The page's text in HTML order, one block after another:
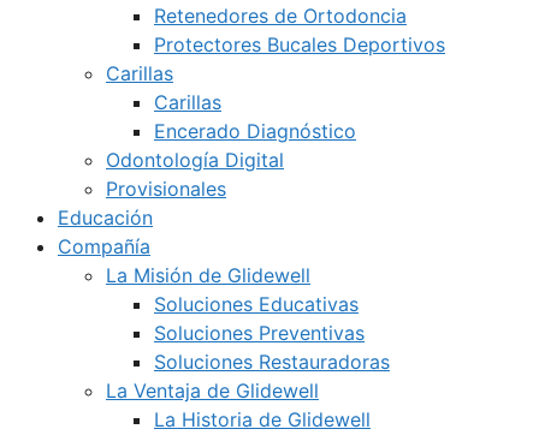
Retenedores de Ortodoncia
Protectores Bucales Deportivos
Carillas
Carillas
Encerado Diagnóstico
Odontología Digital
Provisionales
Educación
Compañía
La Misión de Glidewell
Soluciones Educativas
Soluciones Preventivas
Soluciones Restauradoras
La Ventaja de Glidewell
La Historia de Glidewell